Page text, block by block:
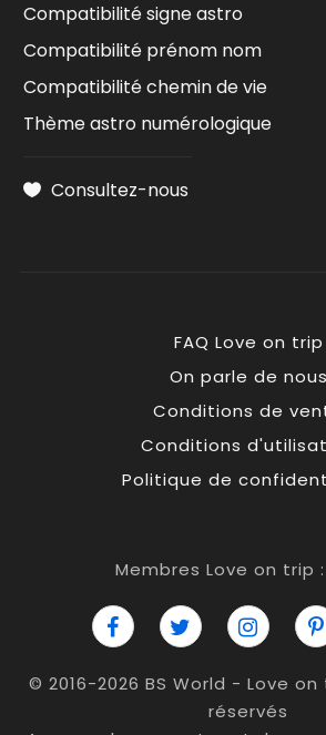
Compatibilité signe astro
Compatibilité prénom nom
Compatibilité chemin de vie
Thème astro numérologique
Consultez-nous
FAQ Love on trip
On parle de nous
Conditions de
Conditions
Politique de
Membres Love on trip :
© 2016-2026 BS World - Love
réservés